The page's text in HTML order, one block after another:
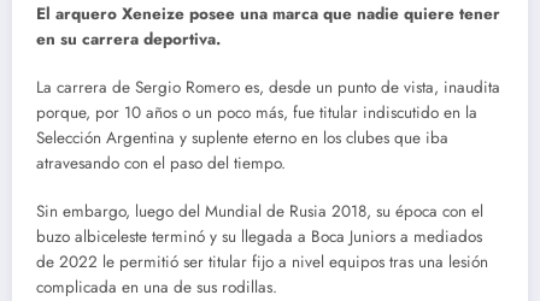
El arquero Xeneize posee una marca que nadie quiere tener
en su carrera deportiva.
La carrera de Sergio Romero es, desde un punto de vista, inaudita
porque, por 10 años o un poco más, fue titular indiscutido en la
Selección Argentina y suplente eterno en los clubes que iba
atravesando con el paso del tiempo.
Sin embargo, luego del Mundial de Rusia 2018, su época con el
buzo albiceleste terminó y su llegada a Boca Juniors a mediados
de 2022 le permitió ser titular fijo a nivel equipos tras una lesión
complicada en una de sus rodillas.